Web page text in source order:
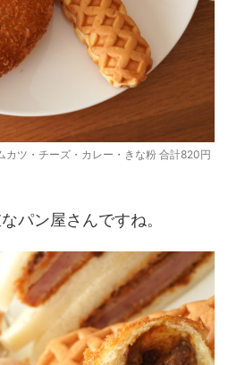
カツ・チーズ・カレー・きな粉 合計820円
パン屋さんですね。